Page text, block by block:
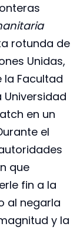
rotunda de
Unidas,
la Facultad
Universidad
en un
el
que
fin a la
al negarla
y la